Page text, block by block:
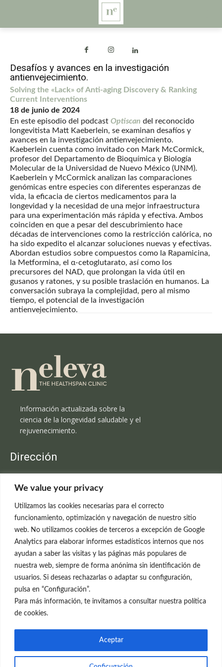
We value your privacy
Utilizamos las cookies necesarias para el correcto
funcionamiento, optimización y navegación de nuestro sitio
web. No utilizamos cookies de terceros a excepción de Google
Analytics para elaborar informes estadísticos internos que nos
ayudan a saber las visitas y las páginas más populares de
nuestra web, siempre de forma anónima sin identificación de
usuarios. Si deseas rechazarlas o adaptar su configuración,
pulsa en “Configuración”.
Para más información, te invitamos a consultar nuestra política
de cookies.
Aceptar
Desafíos y avances en la investigación
antienvejecimiento.
Solving the «Lack» of Anti-aging Discovery & Ranking
Current Interventions
18 de junio de 2024
En este episodio del podcast Optiscan del reconocido
longevitista Matt Kaeberlein, se examinan desafíos y
avances en la investigación antienvejecimiento.
Kaeberlein cuenta como invitado con Mark McCormick,
profesor del Departamento de Bioquímica y Biología
Molecular de la Universidad de Nuevo México (UNM).
Kaeberlein y McCormick analizan las comparaciones
genómicas entre especies con diferentes esperanzas de
vida, la eficacia de ciertos medicamentos para la
longevidad y la necesidad de una mejor infraestructura
para una experimentación más rápida y efectiva. Ambos
coinciden en que a pesar del descubrimiento hace
décadas de intervenciones como la restricción calórica, no
ha sido expedito el alcanzar soluciones nuevas y efectivas.
Abordan estudios sobre compuestos como la Rapamicina,
la Metformina, el α-cetoglutarato, así como los
precursores del NAD, que prolongan la vida útil en
gusanos y ratones, y su posible traslación en humanos. La
conversación subraya la complejidad, pero al mismo
tiempo, el potencial de la investigación
antienvejecimiento.
Información actualizada sobre la
ciencia de la longevidad saludable y el
rejuvenecimiento.
Dirección
C/Claudio Coello, 19 - 1º
699 595 619
rejuvenecimiento@clinicaneleva.com
Información Legal
Política de Privacidad
Política de Cookies